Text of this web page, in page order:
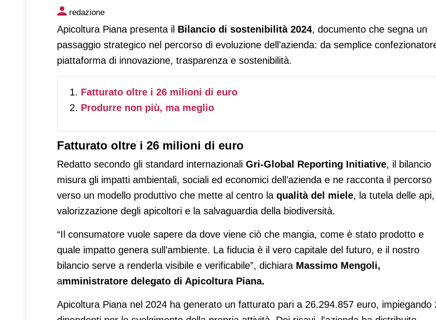
Apicoltura Piana pubblica il Bilancio di sostenibilità: miele modello
impresa sostenibile
redazione
Apicoltura Piana presenta il Bilancio di sostenibilità 2024, documento che segna un
passaggio strategico nel percorso di evoluzione dell’azienda: da semplice
piattaforma di innovazione, trasparenza e sostenibilità.
Fatturato oltre i 26 milioni di euro
Produrre non più, ma meglio
Fatturato oltre i 26 milioni di euro
Redatto secondo gli standard internazionali Gri-Global Reporting Initiative, il bilancio
misura gli impatti ambientali, sociali ed economici dell’azienda e ne racconta il percorso
verso un modello produttivo che mette al centro la qualità del miele, la tutela delle
valorizzazione degli apicoltori e la salvaguardia della biodiversità.
“Il consumatore vuole sapere da dove viene ciò che mangia, come è stato prodotto e
quale impatto genera sull’ambiente. La fiducia è il vero capitale del futuro, e il nostro
bilancio serve a renderla visibile e verificabile”, dichiara Massimo Mengoli,
amministratore delegato di Apicoltura Piana.
Apicoltura Piana nel 2024 ha generato un fatturato pari a 26.294.857 euro, impiegando